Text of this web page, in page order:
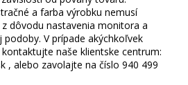
a farba výrobku nemusí
dôvodu nastavenia monitora a
V prípade akýchkoľvek
naše klientske centrum:
, alebo zavolajte na číslo 940 499